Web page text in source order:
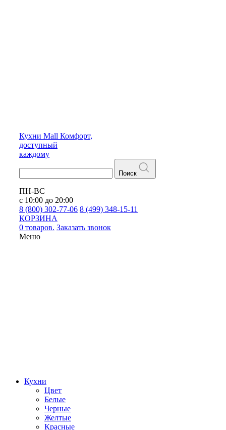
Кухни Mall Комфорт,
доступный
каждому
Поиск
ПН-ВС
с 10:00 до 20:00
8 (800) 302-77-06 8 (499) 348-15-11
КОРЗИНА
0 товаров. Заказать звонок
Меню
Кухни
Цвет
Белые
Черные
Желтые
Красные